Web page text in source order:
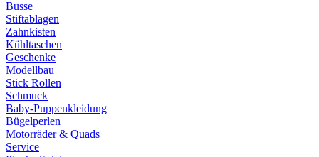
Busse
Stiftablagen
Zahnkisten
Kühltaschen
Geschenke
Modellbau
Stick Rollen
Schmuck
Baby-Puppenkleidung
Bügelperlen
Motorräder & Quads
Service